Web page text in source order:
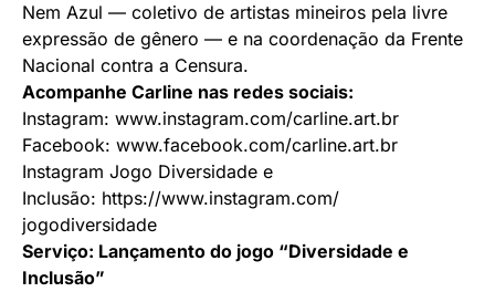
Nem Azul — coletivo de artistas mineiros pela livre
expressão de gênero — e na coordenação da Frente
Nacional contra a Censura.
Acompanhe Carline nas redes sociais:
Instagram: www.instagram.com/carline.art.br
Facebook: www.facebook.com/carline.art.br
Instagram Jogo Diversidade e
Inclusão: https://www.instagram.com/
jogodiversidade
Serviço: Lançamento do jogo “Diversidade e
Inclusão”